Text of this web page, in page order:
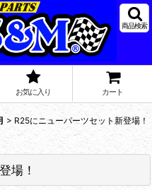
商品検索
お気に入り カート
> R25にニューパーツセット新登場！
場！